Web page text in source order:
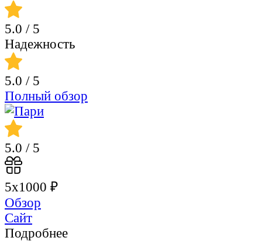
5.0 / 5
Надежность
5.0 / 5
Полный обзор
5.0 / 5
5х1000 ₽
Обзор
Сайт
Подробнее